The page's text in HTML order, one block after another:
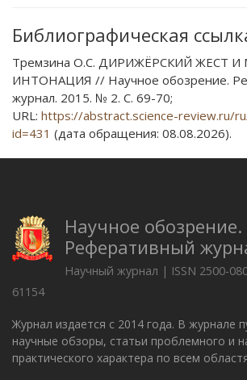
Библиографическая
Тремзина О.С. ДИРИЖЁРСКИЙ ЖЕСТ
ИНТОНАЦИЯ // Научное обозрение.
журнал. 2015. № 2. С. 69-70;
URL: https://abstract.science-review.ru/
id=431 (дата обращения: 08.08.2026).
Научное обозрение.
Реферативный
Научный журнал | ISSN 2500-
61154
Журнал издается с 2014 года. В журнале
научные обзоры, статьи проблемного и
практического характера по всем